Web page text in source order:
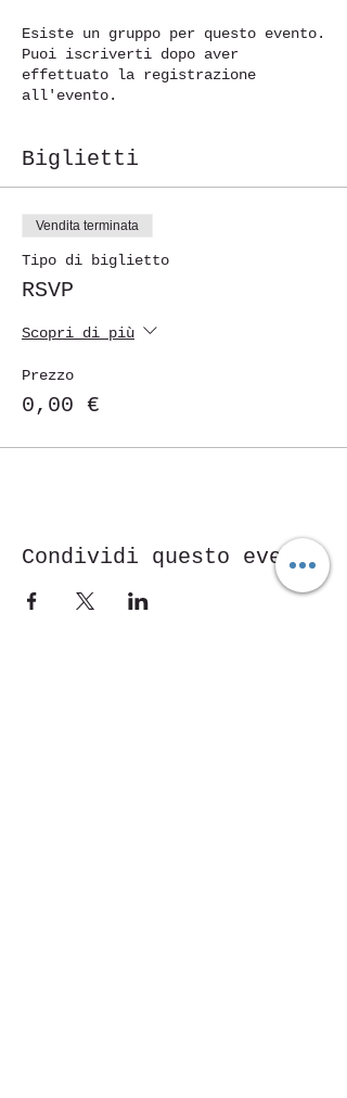
Esiste un gruppo per questo evento.
Puoi iscriverti dopo aver
effettuato la registrazione
all'evento.
Biglietti
Vendita terminata
Tipo di biglietto
RSVP
Scopri di più
Prezzo
0,00 €
Condividi questo evento